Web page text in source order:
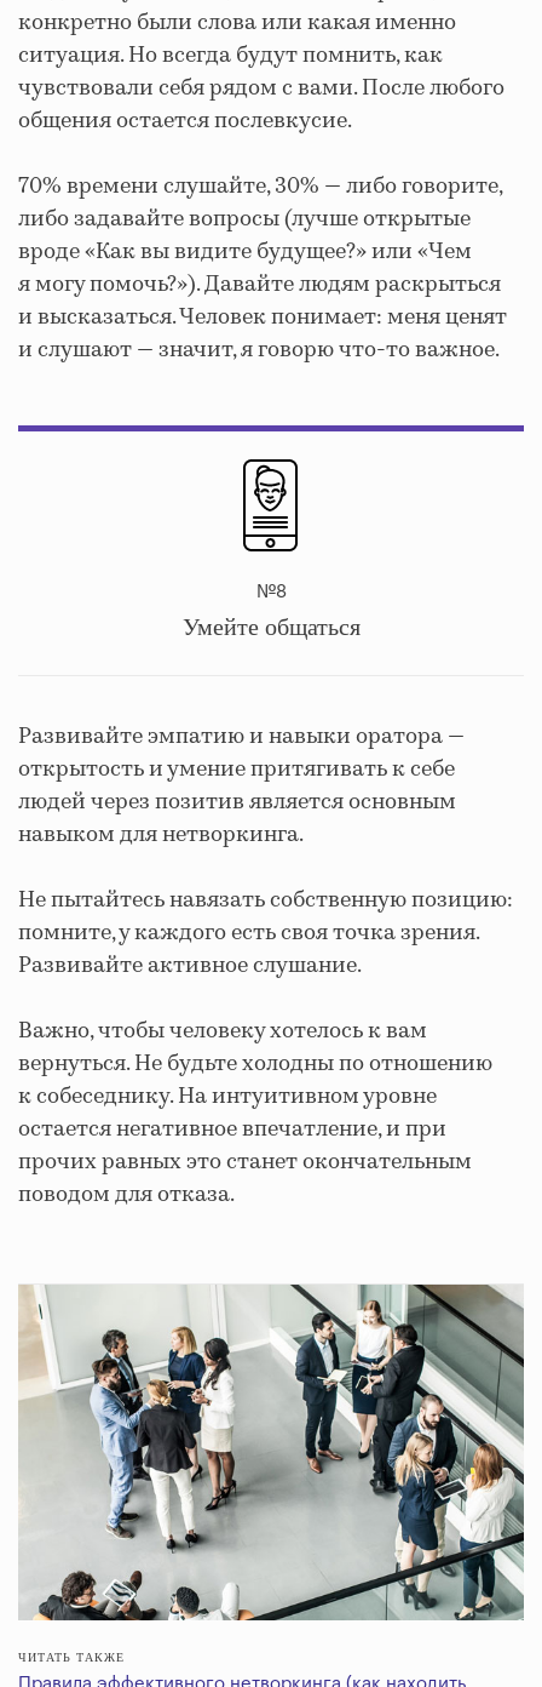
конкретно были слова или какая именно
ситуация. Но всегда будут помнить, как
чувствовали себя рядом с вами. После любого
общения остается послевкусие.
70% времени слушайте, 30% — либо говорите,
либо задавайте вопросы (лучше открытые
вроде «Как вы видите будущее?» или «Чем
я могу помочь?»). Давайте людям раскрыться
и высказаться. Человек понимает: меня ценят
и слушают — значит, я говорю что-то важное.
№8
Умейте общаться
Развивайте эмпатию и навыки оратора —
открытость и умение притягивать к себе
людей через позитив является основным
навыком для нетворкинга.
Не пытайтесь навязать собственную позицию:
помните, у каждого есть своя точка зрения.
Развивайте активное слушание.
Важно, чтобы человеку хотелось к вам
вернуться. Не будьте холодны по отношению
к собеседнику. На интуитивном уровне
остается негативное впечатление, и при
прочих равных это станет окончательным
поводом для отказа.
ЧИТАТЬ ТАКЖЕ